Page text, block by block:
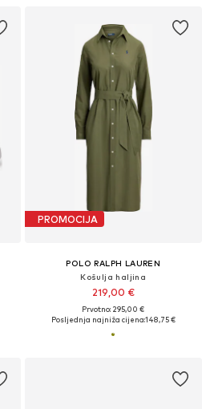
PROMOCIJA
POLO RALPH LAUREN
Košulja haljina
219,00 €
Prvotno: 295,00 €
Posljednja najniža cijena:148,75 €